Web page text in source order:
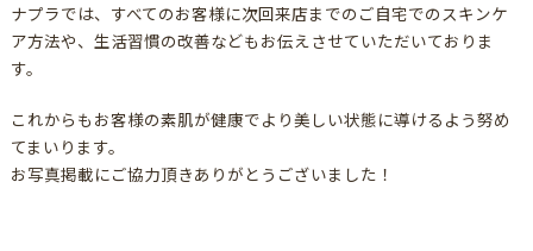
ナプラでは、すべてのお客様に次回来店までのご自宅でのスキンケ
ア方法や、生活習慣の改善などもお伝えさせていただいておりま
す。
これからもお客様の素肌が健康でより美しい状態に導けるよう努め
てまいります。
お写真掲載にご協力頂きありがとうございました！